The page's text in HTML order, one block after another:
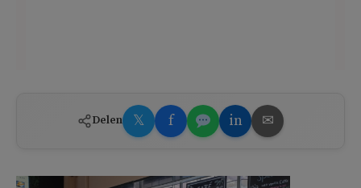
Delen 𝕏 f in ✉